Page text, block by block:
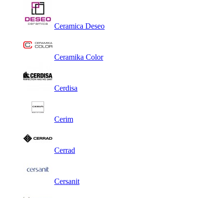
Ceramica Deseo
Ceramika Color
Cerdisa
Cerim
Cerrad
Cersanit